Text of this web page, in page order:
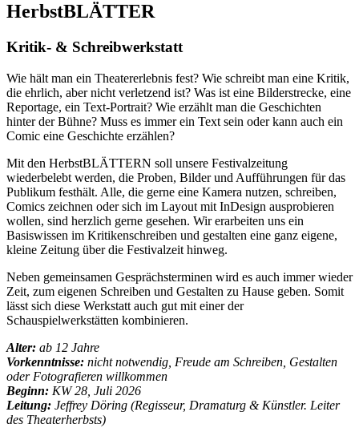
HerbstBLÄTTER
Kritik- & Schreibwerkstatt
Wie hält man ein Theatererlebnis fest? Wie schreibt man eine Kritik,
die ehrlich, aber nicht verletzend ist? Was ist eine Bilderstrecke, eine
Reportage, ein Text-Portrait? Wie erzählt man die Geschichten
hinter der Bühne? Muss es immer ein Text sein oder kann auch ein
Comic eine Geschichte erzählen?
Mit den HerbstBLÄTTERN soll unsere Festivalzeitung
wiederbelebt werden, die Proben, Bilder und Aufführungen für das
Publikum festhält. Alle, die gerne eine Kamera nutzen, schreiben,
Comics zeichnen oder sich im Layout mit InDesign ausprobieren
wollen, sind herzlich gerne gesehen. Wir erarbeiten uns ein
Basiswissen im Kritikenschreiben und gestalten eine ganz eigene,
kleine Zeitung über die Festivalzeit hinweg.
Neben gemeinsamen Gesprächsterminen wird es auch immer wieder
Zeit, zum eigenen Schreiben und Gestalten zu Hause geben. Somit
lässt sich diese Werkstatt auch gut mit einer der
Schauspielwerkstätten kombinieren.
Alter: ab 12 Jahre
Vorkenntnisse: nicht notwendig, Freude am Schreiben, Gestalten
oder Fotografieren willkommen
Beginn: KW 28, Juli 2026
Leitung: Jeffrey Döring (Regisseur, Dramaturg & Künstler. Leiter
des Theaterherbsts)